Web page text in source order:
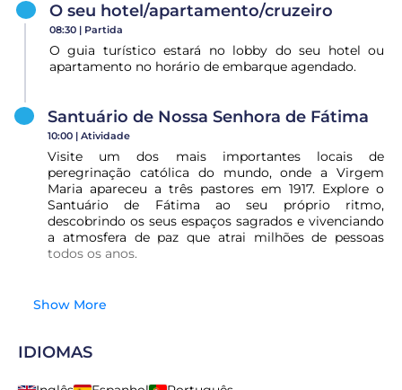
O seu hotel/apartamento/cruzeiro
08:30 | Partida
O guia turístico estará no lobby do seu hotel ou
apartamento no horário de embarque agendado.
Santuário de Nossa Senhora de Fátima
10:00 | Atividade
Visite um dos mais importantes locais de
peregrinação católica do mundo, onde a Virgem
Maria apareceu a três pastores em 1917. Explore o
Santuário de Fátima ao seu próprio ritmo,
descobrindo os seus espaços sagrados e vivenciando
a atmosfera de paz que atrai milhões de pessoas
todos os anos.
Show More
IDIOMAS